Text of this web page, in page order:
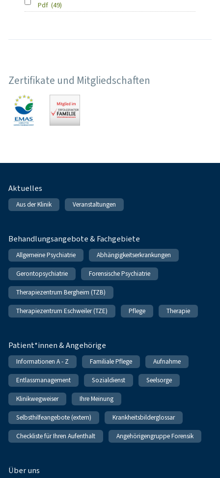
Pdf (49)
Zertifikate und Mitgliedschaften
Fußnavigation
Aktuelles
Aus der Klinik Veranstaltungen
Behandlungsangebote & Fachgebiete
Allgemeine Psychiatrie Abhängigkeitserkrankungen
Gerontopsychiatrie Forensische Psychiatrie
Therapiezentrum Bergheim (TZB)
Therapiezentrum Eschweiler (TZE) Pflege Therapie
Patient*innen & Angehörige
Informationen A - Z Familiale Pflege Aufnahme
Entlassmanagement Sozialdienst Seelsorge
Klinikwegweiser Ihre Meinung
Selbsthilfeangebote (extern) Krankheitsbilderglossar
Checkliste für Ihren Aufenthalt Angehörigengruppe Forensik
Über uns